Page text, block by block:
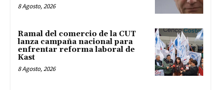
8 Agosto, 2026
Ramal del comercio de la CUT
lanza campaña nacional para
enfrentar reforma laboral de
Kast
8 Agosto, 2026